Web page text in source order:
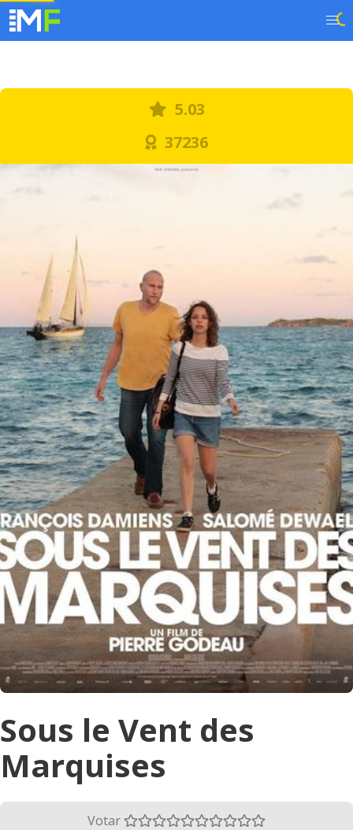
5.03
37236
Sous le Vent des
Marquises
Votar